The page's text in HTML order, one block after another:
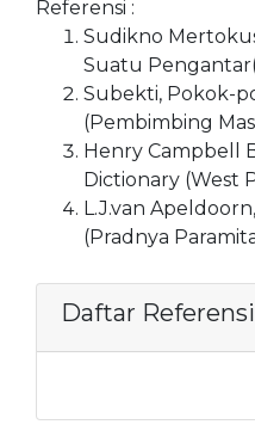
Referensi :
Sudikno
Suatu
Subekti, Pokok-
(Pembimbing
Henry Campbell
Dictionary (West
L.J.van
(Pradnya
Daftar